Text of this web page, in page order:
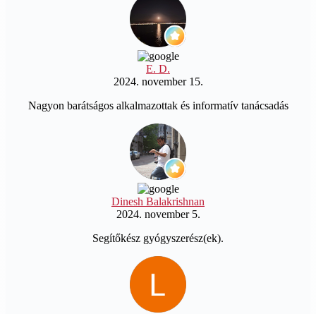
E. D.
2024. november 15.
Nagyon barátságos alkalmazottak és informatív tanácsadás
Dinesh Balakrishnan
2024. november 5.
Segítőkész gyógyszerész(ek).